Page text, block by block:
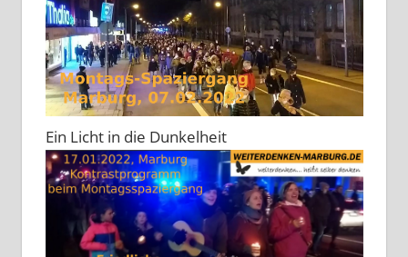
Ein Licht in die Dunkelheit